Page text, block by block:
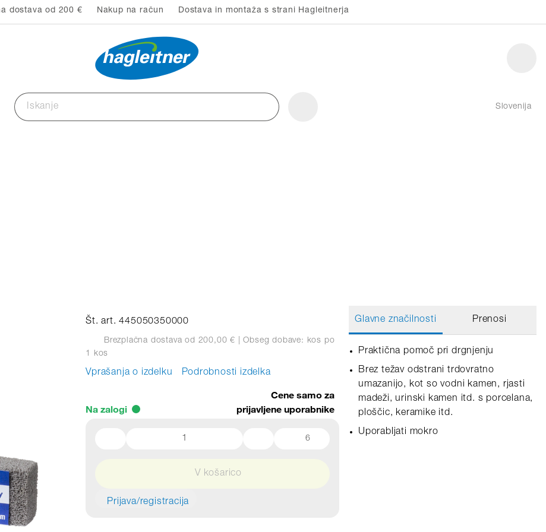
dostava od 200 € Nakup na račun Dostava in montaža s strani Hagleitnerja
Slovenija
Št. art. 445050350000
Brezplačna dostava od 200,00 € | Obseg dobave: kos po
1 kos
Vprašanja o izdelku Podrobnosti izdelka
Na zalogi
Cene samo za
prijavljene uporabnike
6
V košarico
Prijava/registracija
Glavne značilnosti Prenosi
Praktična pomoč pri drgnjenju
Brez težav odstrani trdovratno
umazanijo, kot so vodni kamen, rjasti
madeži, urinski kamen itd. s porcelana,
ploščic, keramike itd.
Uporabljati mokro